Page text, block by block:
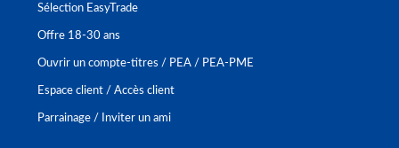
Sélection EasyTrade
Offre 18-30 ans
Ouvrir un compte-titres / PEA / PEA-PME
Espace client / Accès client
Parrainage / Inviter un ami